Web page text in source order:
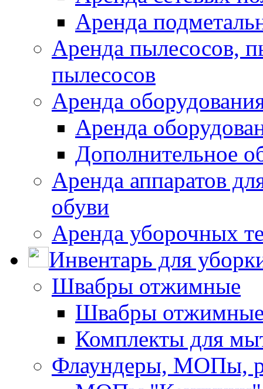
Аренда
Аренда пылесосов,
пылесосов
Аренда
Аренда
Дополнительное
Аренда аппаратов
обуви
Аренда уборочных
Инвентарь для
Швабры отжимные
Швабры
Комплекты для
Флаундеры, МОПы,